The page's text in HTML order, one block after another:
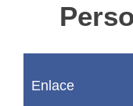
Enlace